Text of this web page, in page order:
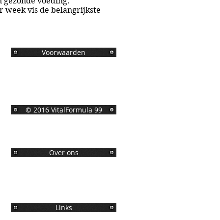
week vis de belangrijkste
Voorwaarden
© 2016 VitalFormula 99
Over ons
Links